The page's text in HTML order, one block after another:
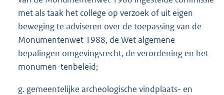
met als taak het college op verzoek of uit eigen
beweging te adviseren over de toepassing van de
Monumentenwet 1988, de Wet algemene
bepalingen omgevingsrecht, de verordening en het
monumen-tenbeleid;
g. gemeentelijke archeologische vindplaats- en